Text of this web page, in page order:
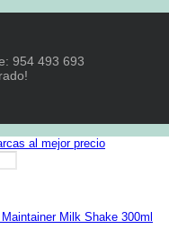
954 493 693
Milk Shake 300ml